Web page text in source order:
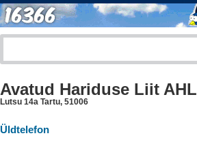
Avatud Hariduse Liit AHL
Lutsu 14a Tartu, 51006
Üldtelefon